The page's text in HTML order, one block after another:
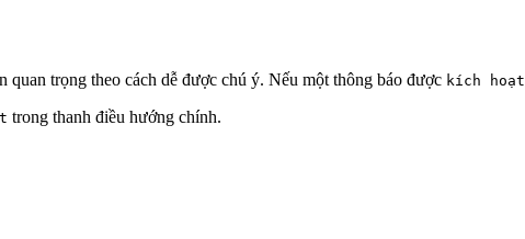
trọng theo cách dễ được chú ý. Nếu một thông báo được kích hoạt
trong thanh điều hướng chính.